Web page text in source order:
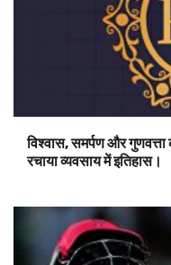
विश्वास, समर्पण और
रचाया व्यवसाय में इतिहास।